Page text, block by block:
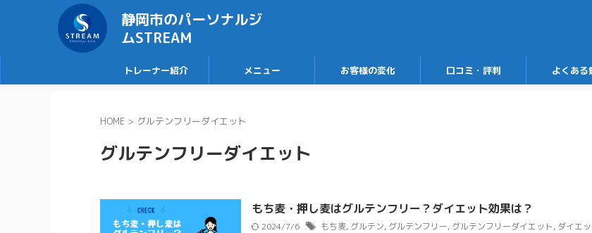
静岡市のパーソナルジ
ムSTREAM
トレーナー紹介 メニュー お客様の変化 口コミ・評判 よくある
HOME > グルテンフリーダイエット
グルテンフリーダイエット
もち麦・押し麦はグルテンフリー？ダイエット効果は？
2024/7/6 もち麦, グルテン, グルテンフリー, グルテンフリーダイエット, ダイエ